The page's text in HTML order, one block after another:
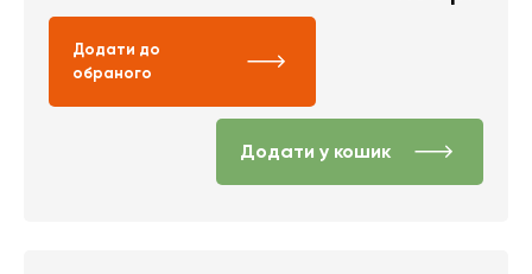
Додати до
обраного
Додати у кошик